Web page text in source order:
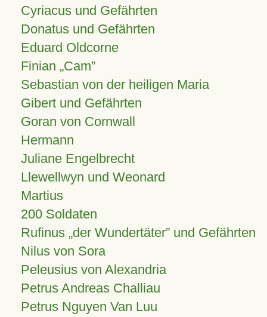
Cyriacus und Gefährten
Donatus und Gefährten
Eduard Oldcorne
Finian Cam
Sebastian von der heiligen Maria
Gibert und Gefährten
Goran von Cornwall
Hermann
Juliane Engelbrecht
Llewellwyn und Weonard
Martius
200 Soldaten
Rufinus „der Wundertäter” und Gefährten
Nilus von Sora
Peleusius von Alexandria
Petrus Andreas Challiau
Petrus Nguyen Van Luu